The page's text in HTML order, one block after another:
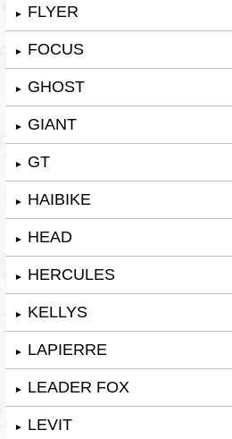
► FLYER
► FOCUS
► GHOST
► GIANT
► GT
► HAIBIKE
► HEAD
► HERCULES
► KELLYS
► LAPIERRE
► LEADER FOX
► LEVIT